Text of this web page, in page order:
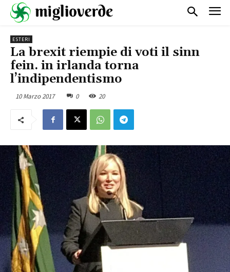
ESTERI
La brexit riempie di voti il sinn
fein. in irlanda torna
l’indipendentismo
10 Marzo 2017 0 20